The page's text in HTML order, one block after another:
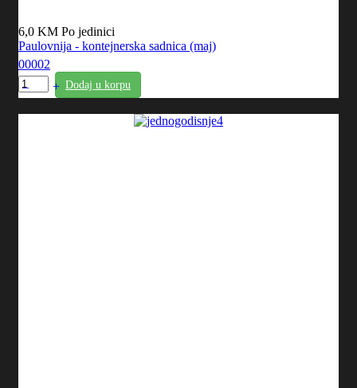
6,0 KM Po jedinici
Paulovnija - kontejnerska sadnica (maj)
00002
–
+ Dodaj u korpu